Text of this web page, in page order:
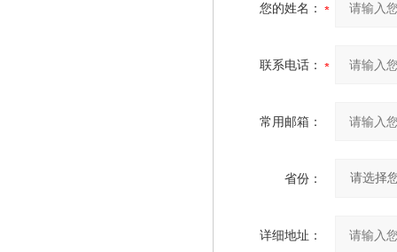
您的姓名：
联系电话：
常用邮箱：
省份：
详细地址：